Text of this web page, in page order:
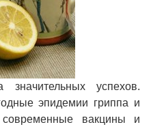
успехов.
эпидемии гриппа и
вакцины и